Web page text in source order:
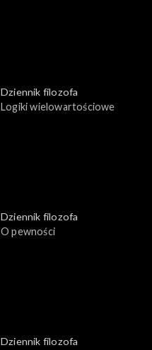
Dziennik filozofa
Logiki wielowartościowe
Dziennik filozofa
O pewności
Dziennik filozofa